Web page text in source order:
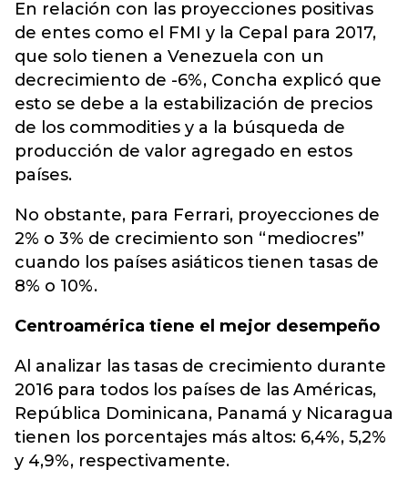
En relación con las proyecciones positivas
de entes como el FMI y la Cepal para 2017,
que solo tienen a Venezuela con un
decrecimiento de -6%, Concha explicó que
esto se debe a la estabilización de precios
de los commodities y a la búsqueda de
producción de valor agregado en estos
países.
No obstante, para Ferrari, proyecciones de
2% o 3% de crecimiento son “mediocres”
cuando los países asiáticos tienen tasas de
8% o 10%.
Centroamérica tiene el mejor desempeño
Al analizar las tasas de crecimiento durante
2016 para todos los países de las Américas,
República Dominicana, Panamá y Nicaragua
tienen los porcentajes más altos: 6,4%, 5,2%
y 4,9%, respectivamente.